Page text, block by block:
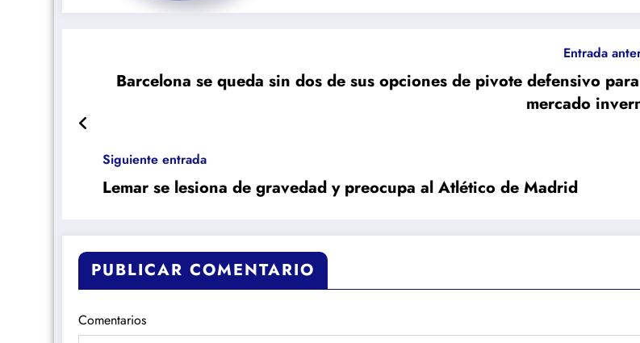
Entrada
Barcelona se queda sin dos de sus opciones de pivote defensivo
mercado
Siguiente entrada
Lemar se lesiona de gravedad y preocupa al Atlético de Madrid
PUBLICAR COMENTARIO
Comentarios